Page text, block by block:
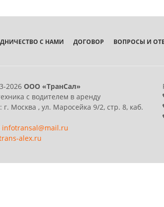
С НАМИ ДОГОВОР ВОПРОСЫ И
2026 ООО «ТранСал»
с водителем в аренду
г. Москва , ул. Маросейка 9/2, стр. 8, каб.
infotransal@mail.ru
alex.ru